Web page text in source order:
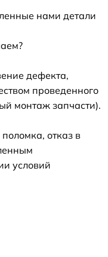
нами детали
дефекта,
проведенного
монтаж запчасти).
отказ в
условий